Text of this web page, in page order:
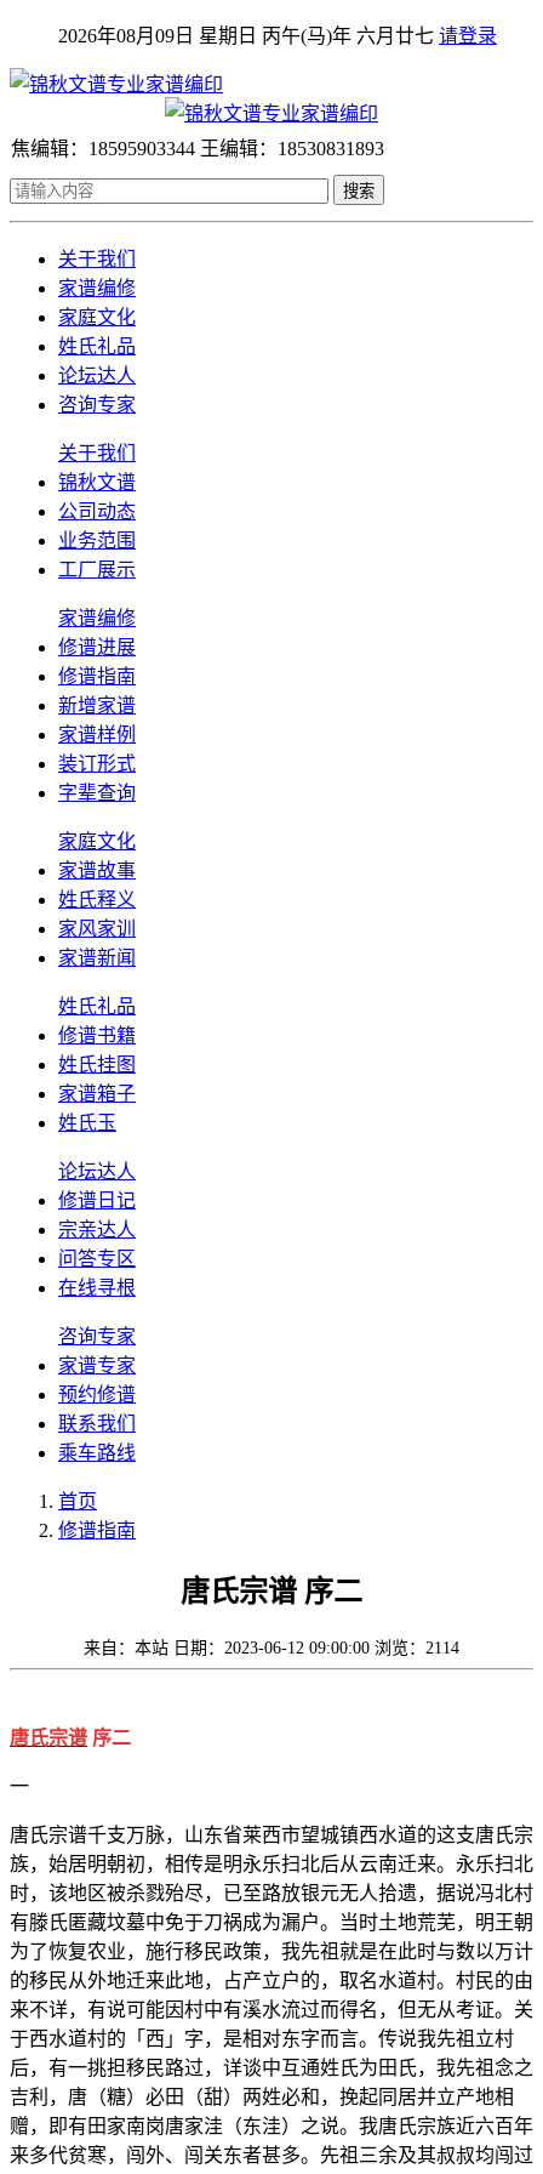
2026年08月09日 星期日 丙午(马)年 六月廿七 请登录
焦编辑：18595903344 王编辑：18530831893
搜索
关于我们
家谱编修
家庭文化
姓氏礼品
论坛达人
咨询专家
关于我们
锦秋文谱
公司动态
业务范围
工厂展示
家谱编修
修谱进展
修谱指南
新增家谱
家谱样例
装订形式
字辈查询
家庭文化
家谱故事
姓氏释义
家风家训
家谱新闻
姓氏礼品
修谱书籍
姓氏挂图
家谱箱子
姓氏玉
论坛达人
修谱日记
宗亲达人
问答专区
在线寻根
咨询专家
家谱专家
预约修谱
联系我们
乘车路线
首页
修谱指南
唐氏宗谱 序二
来自：本站 日期：2023-06-12 09:00:00 浏览：2114
唐氏宗谱 序二
一
唐氏宗谱千支万脉，山东省莱西市望城镇西水道的这支唐氏宗
族，始居明朝初，相传是明永乐扫北后从云南迁来。永乐扫北
时，该地区被杀戮殆尽，已至路放银元无人拾遗，据说冯北村
有滕氏匿藏坟墓中免于刀祸成为漏户。当时土地荒芜，明王朝
为了恢复农业，施行移民政策，我先祖就是在此时与数以万计
的移民从外地迁来此地，占产立户的，取名水道村。村民的由
来不详，有说可能因村中有溪水流过而得名，但无从考证。关
于西水道村的「西」字，是相对东字而言。传说我先祖立村
后，有一挑担移民路过，详谈中互通姓氏为田氏，我先祖念之
吉利，唐（糖）必田（甜）两姓必和，挽起同居并立产地相
赠，即有田家南岗唐家洼（东洼）之说。我唐氏宗族近六百年
来多代贫寒，闯外、闯关东者甚多。先祖三余及其叔叔均闯过